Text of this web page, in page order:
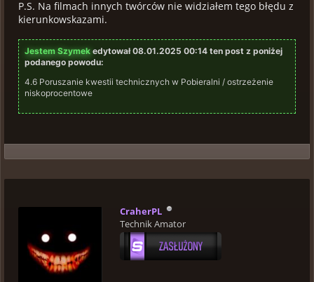
P.S. Na filmach innych twórców nie widziałem tego błędu z
kierunkowskazami.
Jestem Szymek edytował 08.01.2025 00:14 ten post z poniżej
podanego powodu:
4.6 Poruszanie kwestii technicznych w Pobieralni / ostrzeżenie
niskoprocentowe
CraherPL
Technik Amator